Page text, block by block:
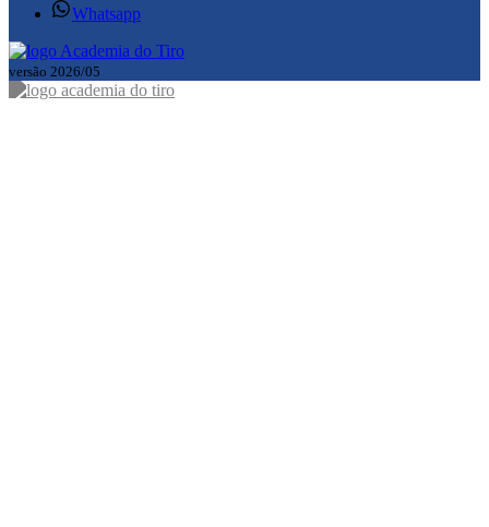
Whatsapp
versão 2026/05